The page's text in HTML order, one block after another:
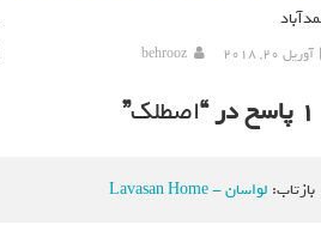
آوریل 20, 2018 behrooz
1 پاسخ در “ اصطلک”
بازتاب: لواسان - Lavasan Home